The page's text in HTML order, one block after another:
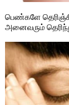
பெண்களே
அனைவரும்